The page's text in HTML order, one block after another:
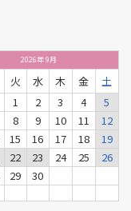
2026年9月
火 水 木 金
土
1
2 3 4
5
8 9 10 11
12
15 16 17 18
19
22 23 24 25
26
29 30